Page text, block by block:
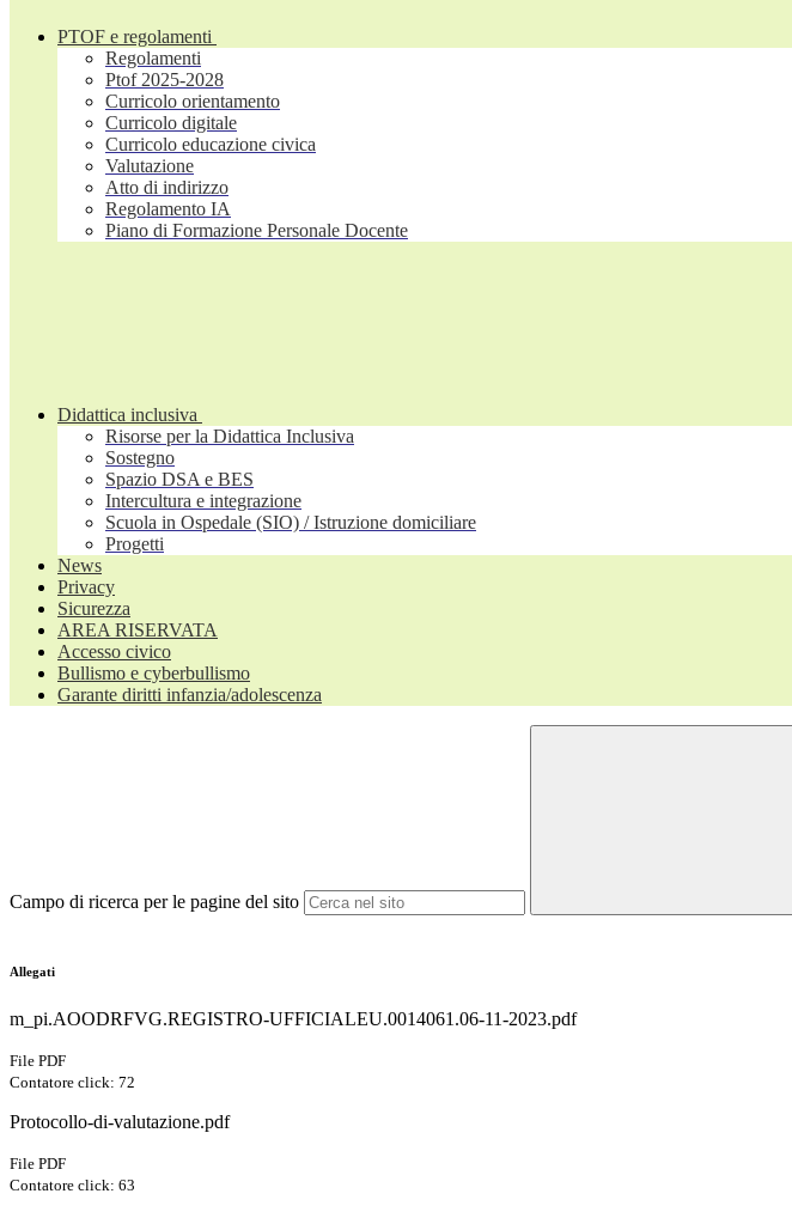
PTOF e regolamenti
Regolamenti
Ptof 2025-2028
Curricolo orientamento
Curricolo digitale
Curricolo educazione civica
Valutazione
Atto di indirizzo
Regolamento IA
Piano di Formazione Personale Docente
Didattica inclusiva
Risorse per la Didattica Inclusiva
Sostegno
Spazio DSA e BES
Intercultura e integrazione
Scuola in Ospedale (SIO) / Istruzione domiciliare
Progetti
News
Privacy
Sicurezza
AREA RISERVATA
Accesso civico
Bullismo e cyberbullismo
Garante diritti infanzia/adolescenza
Campo di ricerca per le pagine del sito
Allegati
m_pi.AOODRFVG.REGISTRO-UFFICIALEU.0014061.06-11-2023.pdf
File PDF
Contatore click: 72
Protocollo-di-valutazione.pdf
File PDF
Contatore click: 63